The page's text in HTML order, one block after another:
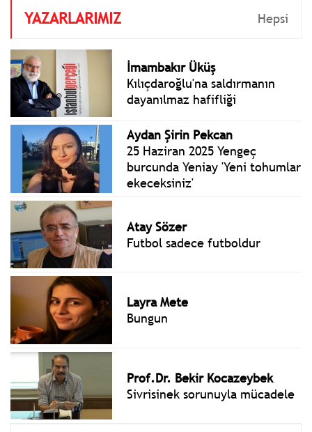
YAZARLARIMIZ Hepsi
İmambakır Üküş
Kılıçdaroğlu'na saldırmanın
dayanılmaz hafifliği
Aydan Şirin Pekcan
25 Haziran 2025 Yengeç
burcunda Yeniay 'Yeni tohumlar
ekeceksiniz'
Atay Sözer
Futbol sadece futboldur
Layra Mete
Bungun
Prof.Dr. Bekir Kocazeybek
Sivrisinek sorunuyla mücadele